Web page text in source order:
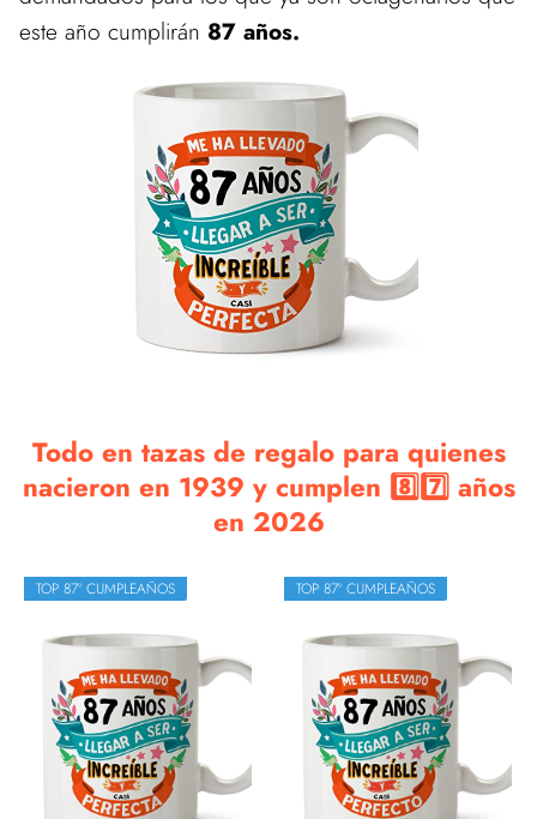
este año cumplirán 87 años.
Todo en tazas de regalo para quienes
nacieron en 1939 y cumplen 8️⃣7️⃣ años
en 2026
TOP 87º CUMPLEAÑOS TOP 87º CUMPLEAÑOS